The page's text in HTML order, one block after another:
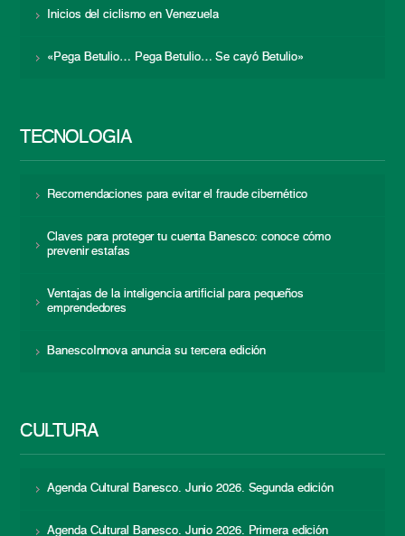
Inicios del ciclismo en Venezuela
«Pega Betulio… Pega Betulio… Se cayó Betulio»
TECNOLOGÍA
Recomendaciones para evitar el fraude cibernético
Claves para proteger tu cuenta Banesco: conoce cómo
prevenir estafas
Ventajas de la inteligencia artificial para pequeños
emprendedores
BanescoInnova anuncia su tercera edición
CULTURA
Agenda Cultural Banesco. Junio 2026. Segunda edición
Agenda Cultural Banesco. Junio 2026. Primera edición